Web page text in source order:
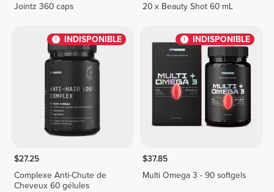
Jointz 360 caps
20 x Beauty Shot 60 mL
INDISPONIBLE
$27.25
Complexe Anti-Chute de
Cheveux 60 gélules
INDISPONIBLE
$37.85
Multi Omega 3 - 90 softgels